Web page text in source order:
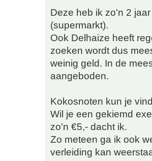
Deze heb ik zo'n 2
(supermarkt).
Ook Delhaize heeft
zoeken wordt dus
weinig geld. In de
aangeboden.
Kokosnoten kun je
Wil je een gekiemd
zo'n €5,- dacht ik.
Zo meteen ga ik ook
verleiding kan